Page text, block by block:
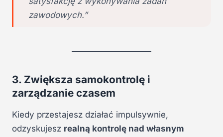
zawodowych.”
3. Zwiększa samokontrolę i
zarządzanie czasem
Kiedy przestajesz działać impulsywnie,
odzyskujesz realną kontrolę nad własnym